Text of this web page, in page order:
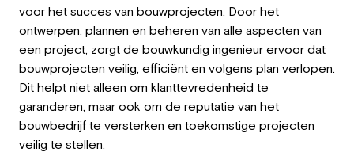
voor het succes van bouwprojecten. Door het
ontwerpen, plannen en beheren van alle aspecten van
een project, zorgt de bouwkundig ingenieur ervoor dat
bouwprojecten veilig, efficiënt en volgens plan verlopen.
Dit helpt niet alleen om klanttevredenheid te
garanderen, maar ook om de reputatie van het
bouwbedrijf te versterken en toekomstige projecten
veilig te stellen.